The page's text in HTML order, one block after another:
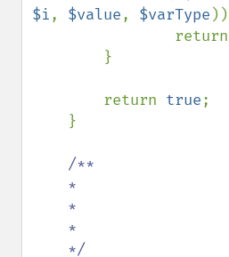
$i, $value, $varType ))
                return
        return
true;
/**